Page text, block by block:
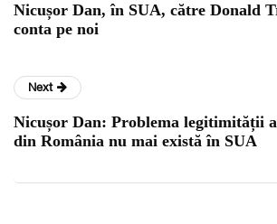
Nicușor Dan, în SUA, către Donald
conta pe noi
Next
Nicușor Dan: Problema legitimității
din România nu mai există în SUA